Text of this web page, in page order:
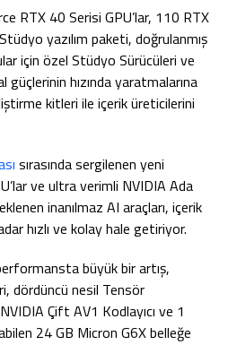
RTX 40 Serisi GPU’lar, 110 RTX
yazılım paketi, doğrulanmış
için özel Stüdyo Sürücüleri ve
güçlerinin hızında yaratmalarına
kitleri ile içerik üreticilerini
sırasında sergilenen yeni
ve ultra verimli NVIDIA Ada
inanılmaz AI araçları, içerik
hızlı ve kolay hale getiriyor.
büyük bir artış,
dördüncü nesil Tensör
Çift AV1 Kodlayıcı ve 1
24 GB Micron G6X belleğe